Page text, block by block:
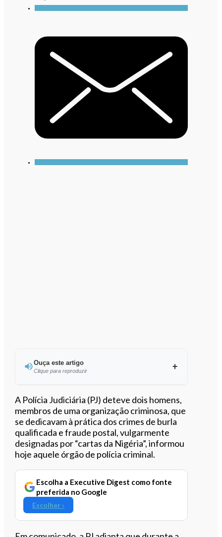
Ouça este artigo
Clique para reproduzir
Ouvir este artigo
A Polícia Judiciária (PJ) deteve dois homens,
membros de uma organização criminosa, que
se dedicavam à prática dos crimes de burla
qualificada e fraude postal, vulgarmente
designadas por “cartas da Nigéria”, informou
hoje aquele órgão de polícia criminal.
Escolha a Executive Digest como fonte
preferida no Google
Escolher ›